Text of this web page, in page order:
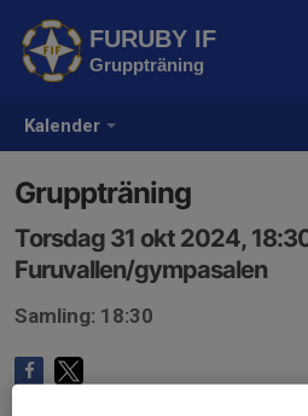
Kalender
FURUBY IF
Gruppträning
Gruppträning
Torsdag 31 okt 2024,
Furuvallen/gympasalen
Samling: 18:30